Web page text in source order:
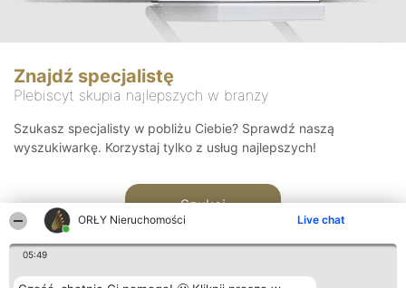
ORŁY Nieruchomości Live chat
05:49
Znajdź specjalistę
Plebiscyt skupia najlepszych w branży
Szukasz specjalisty w pobliżu Ciebie? Sprawdź naszą
wyszukiwarkę. Korzystaj tylko z usług najlepszych!
Szukaj